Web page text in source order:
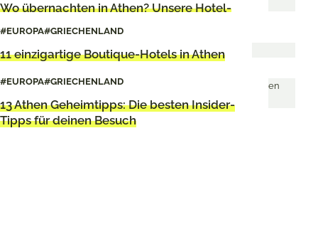
Wo übernachten in Athen? Unsere Hotel-
#EUROPA#GRIECHENLAND
11 einzigartige Boutique-Hotels in Athen
#EUROPA#GRIECHENLAND
13 Athen Geheimtipps: Die besten Insider-
Tipps für deinen Besuch